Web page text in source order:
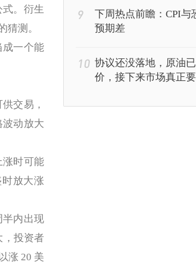
。衍生
猜测。
一个能
交易，
动放大
时可能
放大涨
内出现
，投资者
涨 20 美
9
下周热点前瞻：CPI与
预期差
10 协议还没落地，原油
价，接下来市场真正